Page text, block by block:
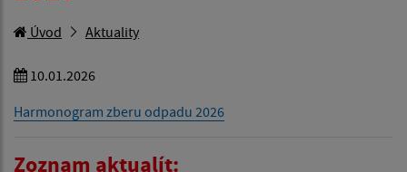
Úvod Aktuality
10.01.2026
Harmonogram zberu odpadu 2026
Zoznam aktualít: